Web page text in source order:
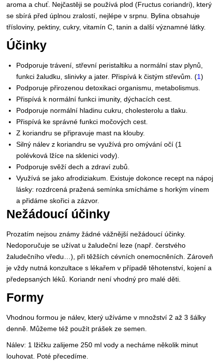
aroma a chuť. Nejčastěji se používá plod (Fructus coriandri), který
se sbírá před úplnou zralostí, nejlépe v srpnu. Bylina obsahuje
třísloviny, pektiny, cukry, vitamín C, tanin a další významné látky.
Účinky
Podporuje trávení, střevní peristaltiku a normální stav plynů,
funkci žaludku, slinivky a jater. Přispívá k čistým střevům. (1)
Podporuje přirozenou detoxikaci organismu, metabolismus.
Přispívá k normální funkci imunity, dýchacích cest.
Podporuje normální hladinu cukru, cholesterolu a tlaku.
Přispívá ke správné funkci močových cest.
Z koriandru se připravuje mast na klouby.
Silný nálev z koriandru se využívá pro omývání očí (1
polévková lžíce na sklenici vody).
Podporuje svěží dech a zdraví zubů.
Využívá se jako afrodiziakum. Existuje dokonce recept na nápoj
lásky: rozdrcená pražená semínka smícháme s horkým vínem
a přidáme skořici a zázvor.
Nežádoucí účinky
Prozatím nejsou známy žádné vážnější nežádoucí účinky.
Nedoporučuje se užívat u žaludeční leze (např. čerstvého
žaludečního vředu…), při těžších cévních onemocněních. Zároveň
je vždy nutná konzultace s lékařem v případě těhotenství, kojení a
předepsaných léků. Koriandr není vhodný pro malé děti.
Formy
Vhodnou formou je nálev, který užíváme v množství 2 až 3 šálky
denně. Můžeme též použít prášek ze semen.
Nálev: 1 lžičku zalijeme 250 ml vody a necháme několik minut
louhovat. Poté přecedíme.